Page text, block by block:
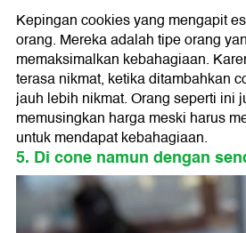
Kepingan cookies yang mengapit
orang. Mereka adalah tipe orang
memaksimalkan kebahagiaan.
terasa nikmat, ketika ditambahkan
jauh lebih nikmat. Orang seperti ini
memusingkan harga meski harus
untuk mendapat kebahagiaan.
5. Di cone namun dengan